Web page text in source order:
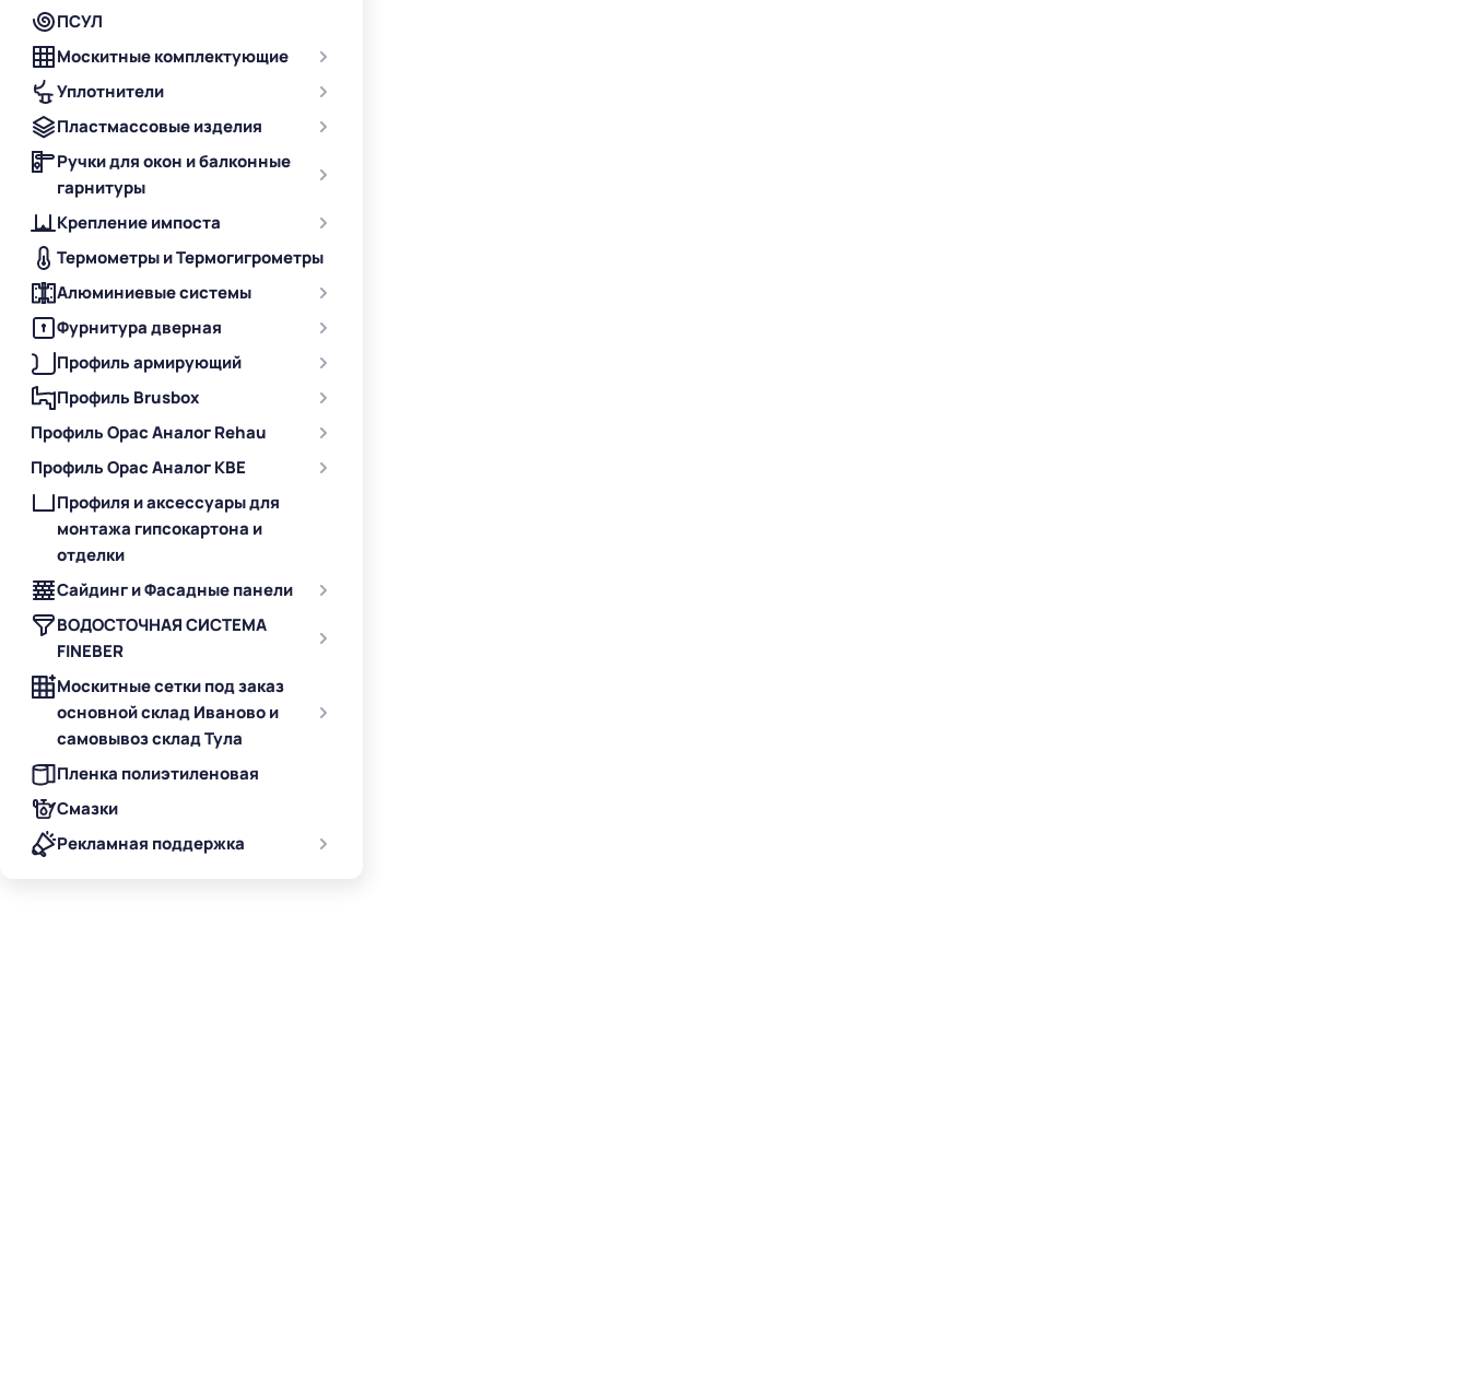
ПСУЛ
Москитные комплектующие
Уплотнители
Пластмассовые изделия
Ручки для окон и балконные
гарнитуры
Крепление импоста
Термометры и Термогигрометры
Алюминиевые системы
Фурнитура дверная
Профиль армирующий
Профиль Brusbox
Профиль Орас Аналог Rehau
Профиль Орас Аналог KBE
Профиля и аксессуары для
монтажа гипсокартона и
отделки
Сайдинг и Фасадные панели
ВОДОСТОЧНАЯ СИСТЕМА
FINEBER
Москитные сетки под заказ
основной склад Иваново и
самовывоз склад Тула
Пленка полиэтиленовая
Смазки
Рекламная поддержка